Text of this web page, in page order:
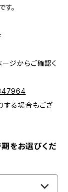
。
ジからご確認く
する場合もござ
をお選びくだ